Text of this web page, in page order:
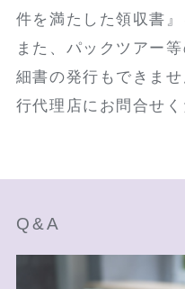
件を満たした領収書』
また、パックツアー
細書の発行もできま
行代理店にお問合せく
Q&A